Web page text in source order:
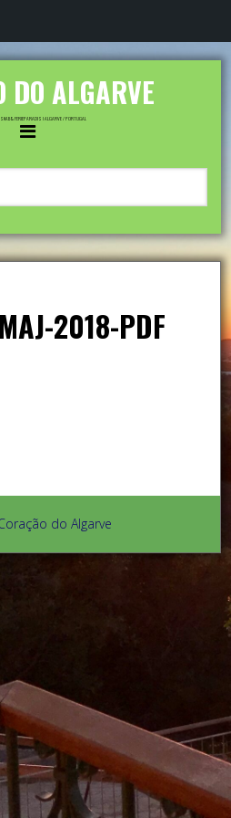
DO ALGARVE
& FERIEPARADIS I ALGARVE / PORTUGAL
2018-PDF
do Algarve